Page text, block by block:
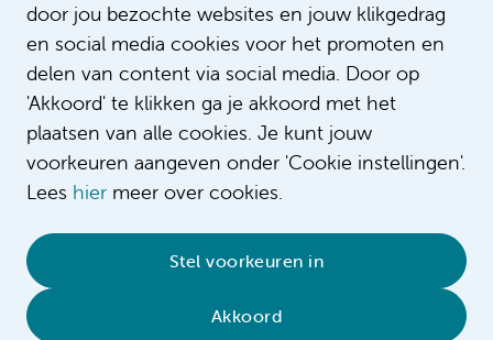
door jou bezochte websites en jouw klikgedrag
en social media cookies voor het promoten en
delen van content via social media. Door op
'Akkoord' te klikken ga je akkoord met het
plaatsen van alle cookies. Je kunt jouw
voorkeuren aangeven onder 'Cookie instellingen'.
Lees hier meer over cookies.
Stel voorkeuren in
Akkoord
Cookieverklaring • Sitemap